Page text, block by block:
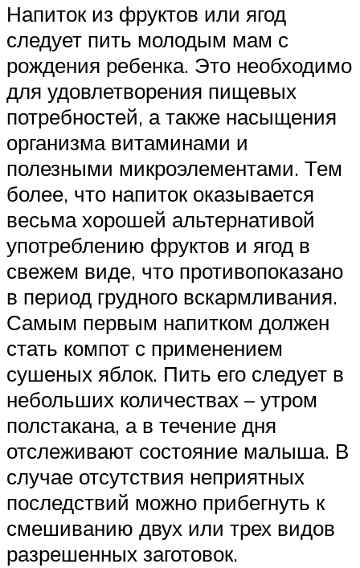
Напиток из фруктов или ягод
следует пить молодым мам с
рождения ребенка. Это необходимо
для удовлетворения пищевых
потребностей, а также насыщения
организма витаминами и
полезными микроэлементами. Тем
более, что напиток оказывается
весьма хорошей альтернативой
употреблению фруктов и ягод в
свежем виде, что противопоказано
в период грудного вскармливания.
Самым первым напитком должен
стать компот с применением
сушеных яблок. Пить его следует в
небольших количествах – утром
полстакана, а в течение дня
отслеживают состояние малыша. В
случае отсутствия неприятных
последствий можно прибегнуть к
смешиванию двух или трех видов
разрешенных заготовок.